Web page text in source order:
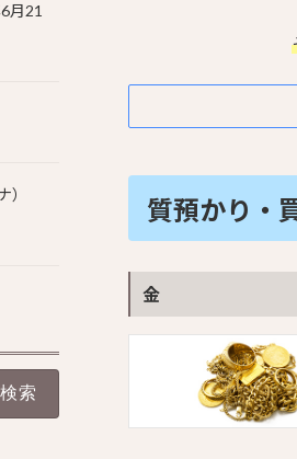
質預かり・
金
月21
）